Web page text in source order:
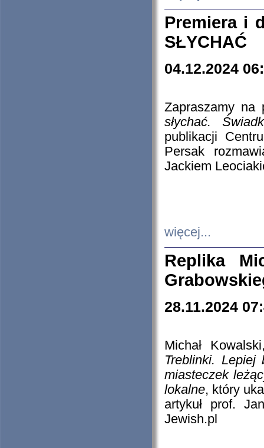
Premiera i
SŁYCHAĆ
04.12.2024
Zapraszamy
słychać.
publikacji
Persak
Jackiem
więcej...
Replika
28.11.2024
Michał
Treblinki. Lepiej
miasteczek
lokalne, który
artykuł prof.
Jewish.pl